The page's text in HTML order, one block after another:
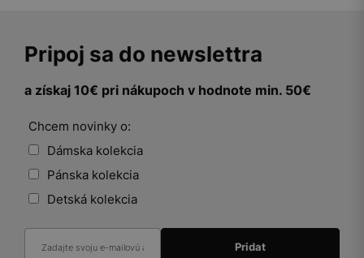
Pripoj sa do newslettra
a získaj 10€ pri nákupoch v hodnote min. 50€
Chcem novinky o:
Dámska kolekcia
Pánska kolekcia
Detská kolekcia